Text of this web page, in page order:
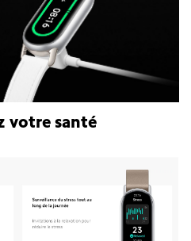
votre santé